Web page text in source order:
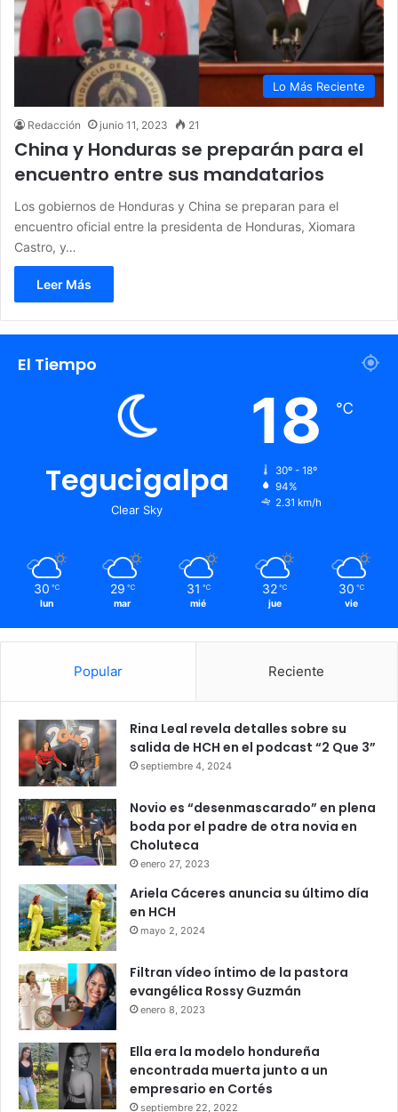
Lo Más Reciente
Redacción junio 11, 2023 21
China y Honduras se preparán para el
encuentro entre sus mandatarios
Los gobiernos de Honduras y China se preparan para el
encuentro oficial entre la presidenta de Honduras, Xiomara
Castro, y…
Leer Más
El Tiempo
Tegucigalpa
Clear Sky
18 ℃
30º - 18º
94%
2.31 km/h
30 ℃
lun
29 ℃
mar
31 ℃
mié
32 ℃
jue
30 ℃
vie
Popular Reciente
Rina Leal revela detalles sobre su
salida de HCH en el podcast “2 Que 3”
septiembre 4, 2024
Novio es “desenmascarado” en plena
boda por el padre de otra novia en
Choluteca
enero 27, 2023
Ariela Cáceres anuncia su último día
en HCH
mayo 2, 2024
Filtran vídeo íntimo de la pastora
evangélica Rossy Guzmán
enero 8, 2023
Ella era la modelo hondureña
encontrada muerta junto a un
empresario en Cortés
septiembre 22, 2022